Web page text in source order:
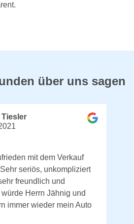
über uns sagen
Tiesler
mit dem Verkauf
seriös, unkompliziert
freundlich und
Herrn Jähnig und
immer wieder mein Auto